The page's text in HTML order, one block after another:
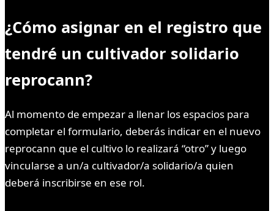
¿Cómo asignar en el registro que
tendré un cultivador solidario
reprocann?
Al momento de empezar a llenar los espacios para
completar el formulario, deberás indicar en el nuevo
reprocann que el cultivo lo realizará “otro” y luego
vincularse a un/a cultivador/a solidario/a quien
deberá inscribirse en ese rol.